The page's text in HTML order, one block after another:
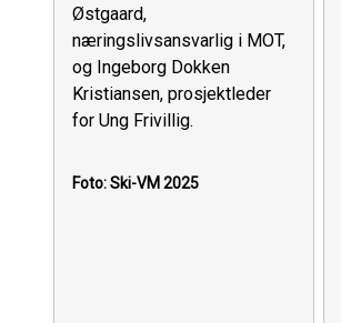
Østgaard,
næringslivsansvarlig i MOT,
og Ingeborg Dokken
Kristiansen, prosjektleder
for Ung Frivillig.
Foto: Ski-VM 2025